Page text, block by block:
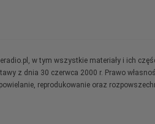
w tym wszystkie materiały i ich
z dnia 30 czerwca 2000 r. Prawo
reprodukowanie oraz